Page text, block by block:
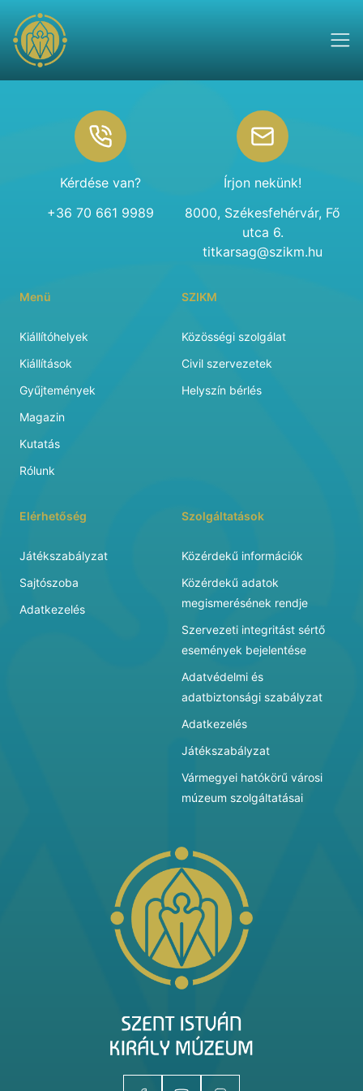
Kérdése van?
+36 70 661 9989
Írjon nekünk!
8000, Székesfehérvár, Fő
utca 6.
titkarsag@szikm.hu
Menü
Kiállítóhelyek
Kiállítások
Gyűjtemények
Magazin
Kutatás
Rólunk
SZIKM
Közösségi szolgálat
Civil szervezetek
Helyszín bérlés
Elérhetőség
Játékszabályzat
Sajtószoba
Adatkezelés
Szolgáltatások
Közérdekű információk
Közérdekű adatok
megismerésének rendje
Szervezeti integritást sértő
események bejelentése
Adatvédelmi és
adatbiztonsági szabályzat
Adatkezelés
Játékszabályzat
Vármegyei hatókörű városi
múzeum szolgáltatásai